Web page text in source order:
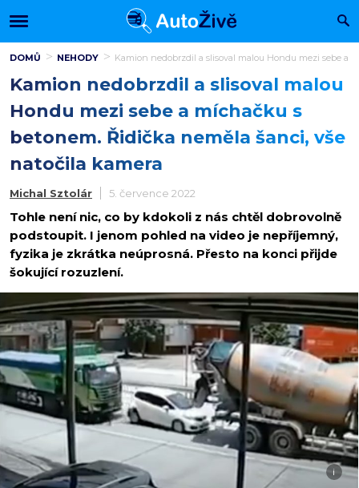
DOMŮ NEHODY Kamion nedobrzdil a slisoval malou Hondu mezi sebe a
Kamion nedobrzdil a slisoval malou
Hondu mezi sebe a míchačku s
betonem. Řidička neměla šanci, vše
natočila kamera
Michal Sztolár 5. července 2022
Tohle není nic, co by kdokoli z nás chtěl dobrovolně
podstoupit. I jenom pohled na video je nepříjemný,
fyzika je zkrátka neúprosná. Přesto na konci přijde
šokující rozuzlení.
i